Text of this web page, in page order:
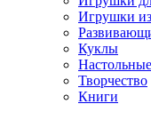
Игрушки из
Куклы
Творчество
Книги